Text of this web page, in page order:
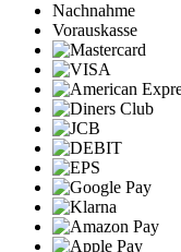
Nachnahme
Vorauskasse